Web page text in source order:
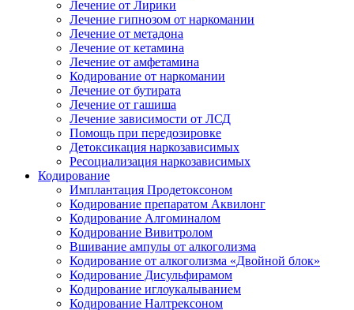
Лечение от Лирики
Лечение гипнозом от наркомании
Лечение от метадона
Лечение от кетамина
Лечение от амфетамина
Кодирование от наркомании
Лечение от бутирата
Лечение от гашиша
Лечение зависимости от ЛСД
Помощь при передозировке
Детоксикация наркозависимых
Ресоциализация наркозависимых
Кодирование
Имплантация Продетоксоном
Кодирование препаратом Аквилонг
Кодирование Алгоминалом
Кодирование Вивитролом
Вшивание ампулы от алкоголизма
Кодирование от алкоголизма «Двойной блок»
Кодирование Дисульфирамом
Кодирование иглоукалыванием
Кодирование Налтрексоном